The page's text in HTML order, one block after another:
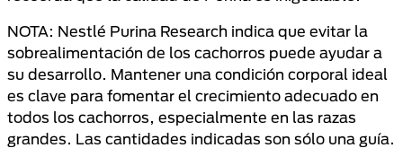
NOTA: Nestlé Purina Research indica que evitar la
sobrealimentación de los cachorros puede ayudar a
su desarrollo. Mantener una condición corporal ideal
es clave para fomentar el crecimiento adecuado en
todos los cachorros, especialmente en las razas
grandes. Las cantidades indicadas son sólo una guía.